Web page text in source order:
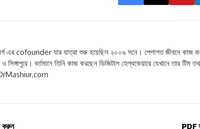
এর cofounder যার যাত্রা শুরু হয়েছিল ২০০৬ সনে। পেশাগত জীবনে কাজ
সিঙ্গাপুরে। বর্তমানে তিনি কাজ করছেন ডিজিটাল হেল্থকেয়ারে যেখানে তার
DrMashiur.com
করুন PDF